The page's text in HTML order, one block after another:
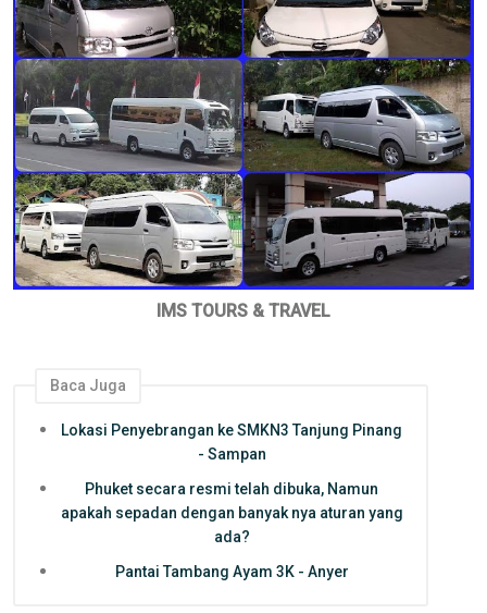
IMS TOURS & TRAVEL
Baca Juga
Lokasi Penyebrangan ke SMKN3 Tanjung Pinang
- Sampan
Phuket secara resmi telah dibuka, Namun
apakah sepadan dengan banyak nya aturan yang
ada?
Pantai Tambang Ayam 3K - Anyer